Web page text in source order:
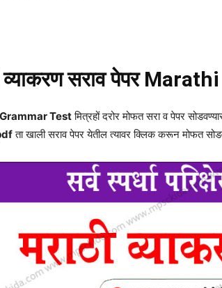
व्याकरण सराव पेपर
Testमित्रहों दरोर मोफत सरा व पेपर
ता खाली सराव पेपर येतील त्यावर क्लिक करून मोफत